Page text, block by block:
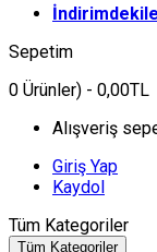
Sepetim
0 Ürünler) - 0,00TL
Alışveriş
Giriş Yap
Kaydol
Tüm Kategoriler
Tüm Kategoriler